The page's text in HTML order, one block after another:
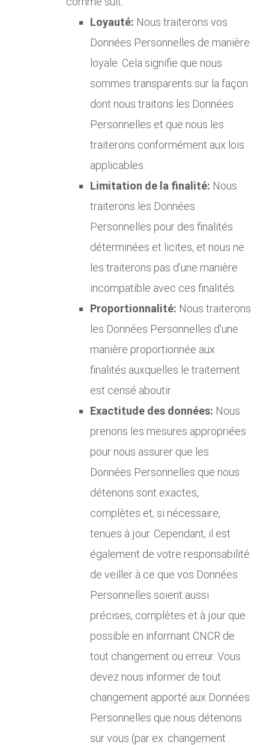
Loyauté: Nous traiterons vos
Données Personnelles de manière
loyale. Cela signifie que nous
sommes transparents sur la façon
dont nous traitons les Données
Personnelles et que nous les
traiterons conformément aux lois
applicables.
Limitation de la finalité: Nous
traiterons les Données
Personnelles pour des finalités
déterminées et licites, et nous ne
les traiterons pas d’une manière
incompatible avec ces finalités.
Proportionnalité: Nous traiterons
les Données Personnelles d’une
manière proportionnée aux
finalités auxquelles le traitement
est censé aboutir.
Exactitude des données: Nous
prenons les mesures appropriées
pour nous assurer que les
Données Personnelles que nous
détenons sont exactes,
complètes et, si nécessaire,
tenues à jour. Cependant, il est
également de votre responsabilité
de veiller à ce que vos Données
Personnelles soient aussi
précises, complètes et à jour que
possible en informant CNCR de
tout changement ou erreur. Vous
devez nous informer de tout
changement apporté aux Données
Personnelles que nous détenons
sur vous (par ex. changement